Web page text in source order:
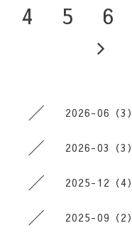
4 5 6
2026-06（3）
2026-03（3）
2025-12（4）
2025-09（2）